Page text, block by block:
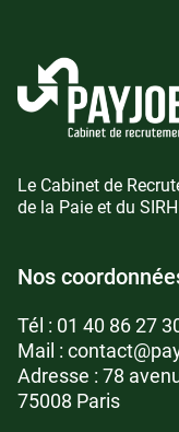
Le Cabinet de
de la Paie et du SIRH
Nos
Tél : 01 40 86 27
Mail :
Adresse : 78
75008 Paris